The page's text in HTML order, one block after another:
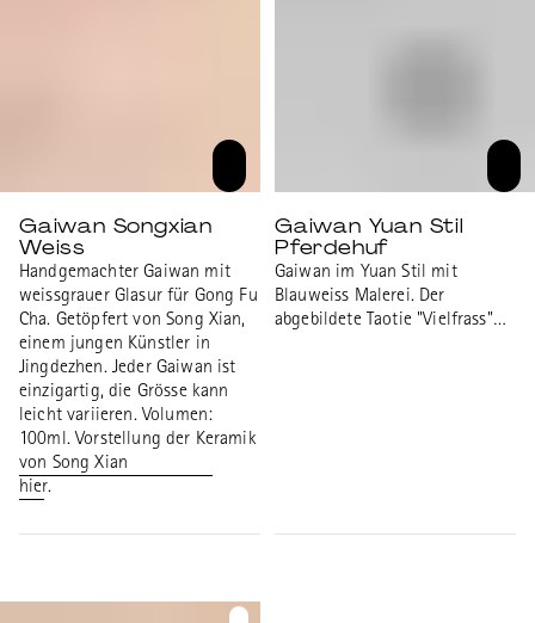
Gaiwan Songxian
Weiss
Handgemachter Gaiwan mit
weissgrauer Glasur für Gong Fu
Cha. Getöpfert von Song Xian,
einem jungen Künstler in
Jingdezhen. Jeder Gaiwan ist
einzigartig, die Grösse kann
leicht variieren. Volumen:
100ml. Vorstellung der Keramik
von Song Xian
hier.
Gaiwan Yuan Stil
Pferdehuf
Gaiwan im Yuan Stil mit
Blauweiss Malerei. Der
abgebildete Taotie "Vielfrass"
mit dem flachen Boden.